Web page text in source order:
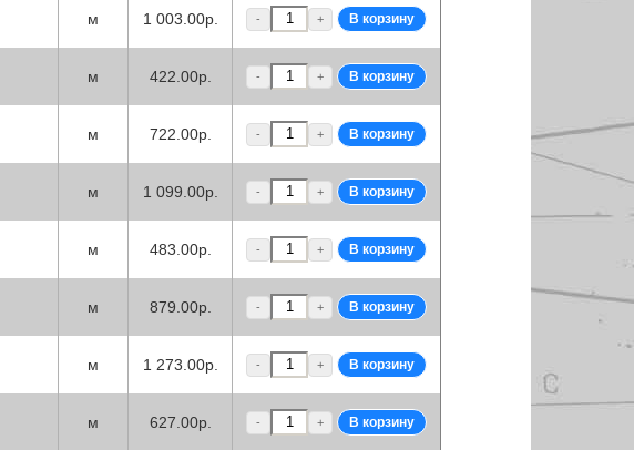
м 1 003.00р. - +
м 422.00р. - +
м 722.00р. - +
м 1 099.00р. - +
м 483.00р. - +
м 879.00р. - +
м 1 273.00р. - +
м 627.00р. - +